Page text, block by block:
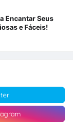
Encantar Seus
e Fáceis!